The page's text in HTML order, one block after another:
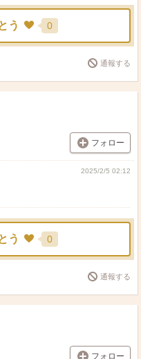
う 0
通報する
フォロー
2025/2/5 02:12
う 0
通報する
フォロー